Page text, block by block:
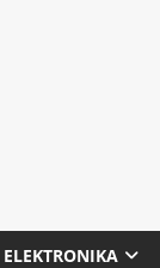
ELEKTRONIKA